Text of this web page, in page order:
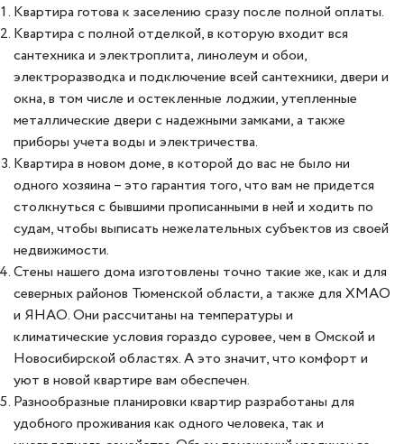
Квартира готова к заселению сразу после полной оплаты.
Квартира с полной отделкой, в которую входит вся
сантехника и электроплита, линолеум и обои,
электроразводка и подключение всей сантехники, двери и
окна, в том числе и остекленные лоджии, утепленные
металлические двери с надежными замками, а также
приборы учета воды и электричества.
Квартира в новом доме, в которой до вас не было ни
одного хозяина – это гарантия того, что вам не придется
столкнуться с бывшими прописанными в ней и ходить по
судам, чтобы выписать нежелательных субъектов из своей
недвижимости.
Стены нашего дома изготовлены точно такие же, как и для
северных районов Тюменской области, а также для ХМАО
и ЯНАО. Они рассчитаны на температуры и
климатические условия гораздо суровее, чем в Омской и
Новосибирской областях. А это значит, что комфорт и
уют в новой квартире вам обеспечен.
Разнообразные планировки квартир разработаны для
удобного проживания как одного человека, так и